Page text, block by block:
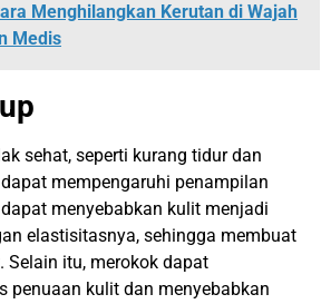
Menghilangkan Kerutan di Wajah
Medis
sehat, seperti kurang tidur dan
mempengaruhi penampilan
menyebabkan kulit menjadi
elastisitasnya, sehingga membuat
Selain itu, merokok dapat
penuaan kulit dan menyebabkan